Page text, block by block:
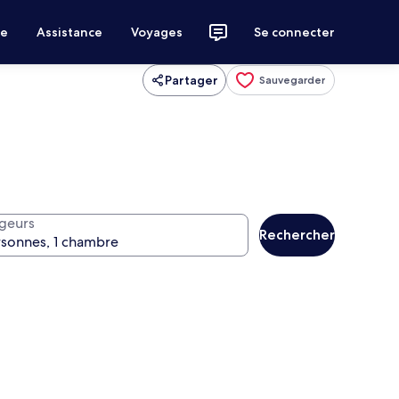
Assistance Voyages Se connecter
Partager Sauvegarder
Rechercher